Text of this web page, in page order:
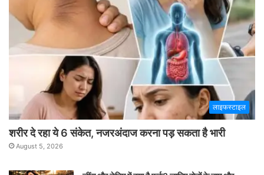
लाइफस्टाइल
शरीर दे रहा ये 6 संकेत, नजरअंदाज करना पड़ सकता है भारी
August 5, 2026